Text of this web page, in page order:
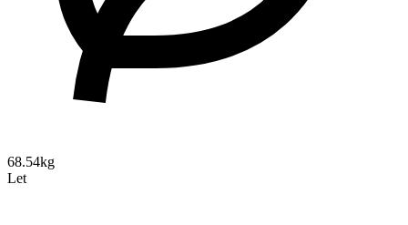
68.54kg
Let